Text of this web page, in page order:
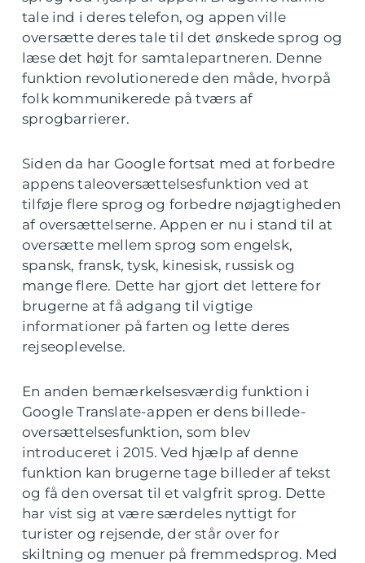
tale ind i deres telefon, og appen ville
oversætte deres tale til det ønskede sprog og
læse det højt for samtalepartneren. Denne
funktion revolutionerede den måde, hvorpå
folk kommunikerede på tværs af
sprogbarrierer.
Siden da har Google fortsat med at forbedre
appens taleoversættelsesfunktion ved at
tilføje flere sprog og forbedre nøjagtigheden
af oversættelserne. Appen er nu i stand til at
oversætte mellem sprog som engelsk,
spansk, fransk, tysk, kinesisk, russisk og
mange flere. Dette har gjort det lettere for
brugerne at få adgang til vigtige
informationer på farten og lette deres
rejseoplevelse.
En anden bemærkelsesværdig funktion i
Google Translate-appen er dens billede-
oversættelsesfunktion, som blev
introduceret i 2015. Ved hjælp af denne
funktion kan brugerne tage billeder af tekst
og få den oversat til et valgfrit sprog. Dette
har vist sig at være særdeles nyttigt for
turister og rejsende, der står over for
skiltning og menuer på fremmedsprog. Med